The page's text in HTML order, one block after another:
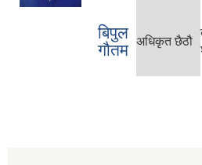
बिपुल
गौतम अधिकृत छै‌ठौ‌